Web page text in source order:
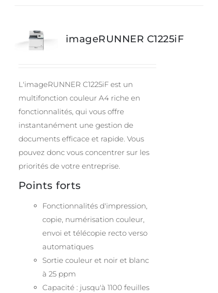
imageRUNNER C1225iF
L'imageRUNNER C1225iF est un
multifonction couleur A4 riche en
fonctionnalités, qui vous offre
instantanément une gestion de
documents efficace et rapide. Vous
pouvez donc vous concentrer sur les
priorités de votre entreprise.
Points forts
Fonctionnalités d'impression,
copie, numérisation couleur,
envoi et télécopie recto verso
automatiques
Sortie couleur et noir et blanc
à 25 ppm
Capacité : jusqu'à 1100 feuilles